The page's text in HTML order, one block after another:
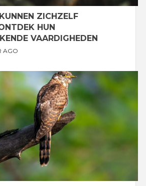
ZICHZELF
HUN
VAARDIGHEDEN
AGO